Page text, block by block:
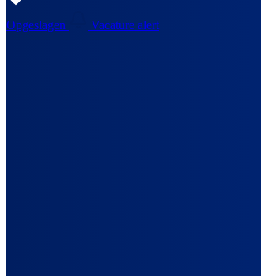
Opgeslagen Vacature alert